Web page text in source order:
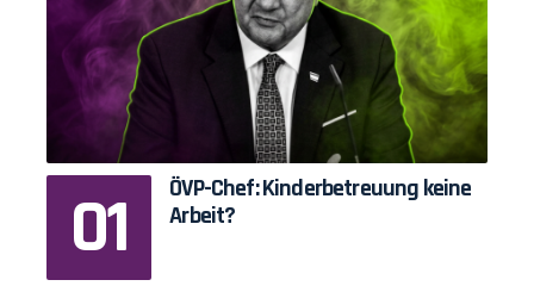
ÖVP-Chef: Kinderbetreuung keine
Arbeit?